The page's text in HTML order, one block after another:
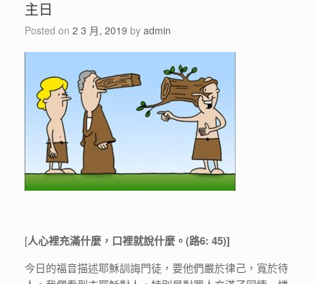
主日
Posted on 2 3 月, 2019 by admin
[人心裡充滿什麼，口裡就說什麼。(路6: 45)]
今日的福音描述耶穌訓誨門徒，要他們嚴於律己，寬於待